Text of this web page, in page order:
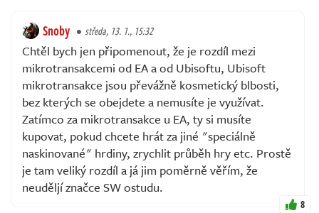
Snoby středa, 13. 1., 15:32
Chtěl bych jen připomenout, že je rozdíl mezi
mikrotransakcemi od EA a od Ubisoftu, Ubisoft
mikrotransakce jsou převážně kosmetický blbosti,
bez kterých se obejdete a nemusíte je využívat.
Zatímco za mikrotransakce u EA, ty si musíte
kupovat, pokud chcete hrát za jiné "speciálně
naskinované" hrdiny, zrychlit průběh hry etc. Prostě
je tam veliký rozdíl a já jim poměrně věřím, že
neuděljí značce SW ostudu.
8